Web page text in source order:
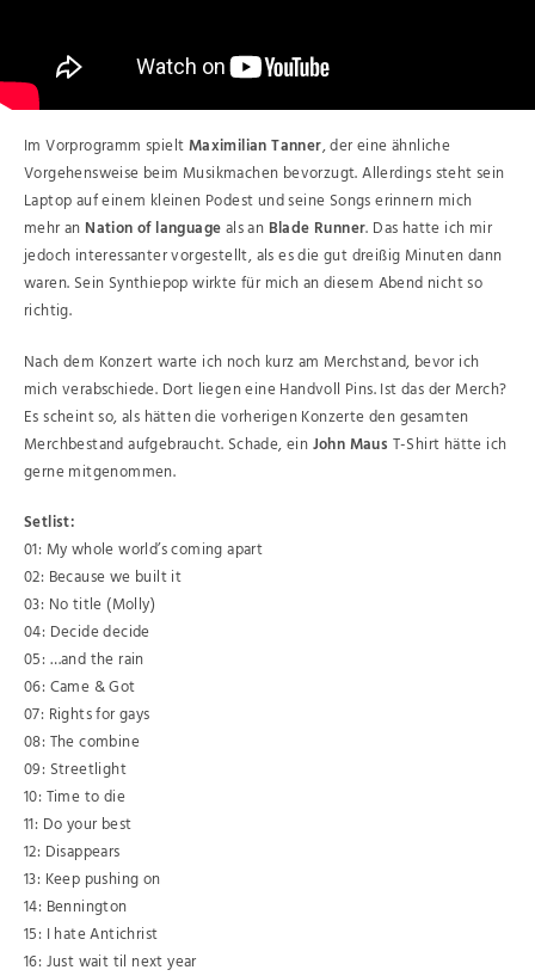
Im Vorprogramm spieltMaximilian Tanner, der eine ähnliche
Vorgehensweise beim Musikmachen bevorzugt. Allerdings steht sein
Laptop auf einem kleinen Podest und seine Songs erinnern mich
mehr an Nation of languageals an Blade Runner. Das hatte ich mir
jedoch interessanter vorgestellt, als es die gut dreißig Minuten dann
waren. Sein Synthiepop wirkte für mich an diesem Abend nicht so
richtig.
Nach dem Konzert warte ich noch kurz am Merchstand, bevor ich
mich verabschiede. Dort liegen eine Handvoll Pins. Ist das der Merch?
Es scheint so, als hätten die vorherigen Konzerte den gesamten
Merchbestand aufgebraucht. Schade, einJohn Maus T-Shirt hätte ich
gerne mitgenommen.
Setlist:
01: My whole world’s coming apart
02: Because we built it
03: No title (Molly)
04: Decide decide
05: …and the rain
06: Came & Got
07: Rights for gays
08: The combine
09: Streetlight
10: Time to die
11: Do your best
12: Disappears
13: Keep pushing on
14: Bennington
15: I hate Antichrist
16: Just wait til next year